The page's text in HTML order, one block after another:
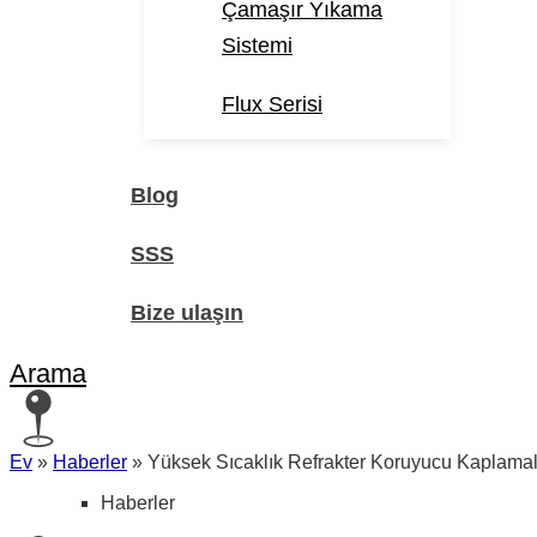
Çamaşır Yıkama
Sistemi
Flux Serisi
Blog
SSS
Bize ulaşın
Arama
Ev » Haberler » Yüksek Sıcaklık Refrakter Koruyucu
Haberler